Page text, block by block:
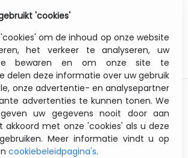
Label Printer - Thermal
- USB / Lan /
Article #:TD4520TNZ1
'cookies'
om de inhoud op onze website
het verkeer te analyseren, uw
te bewaren en om onze site te
delen deze informatie over uw gebruik
onze advertentie- en analysepartner
advertenties te kunnen tonen. We
uw gegevens nooit door aan
akkoord met onze 'cookies' als u deze
Meer informatie vindt u op
cookiebeleidpagina's.